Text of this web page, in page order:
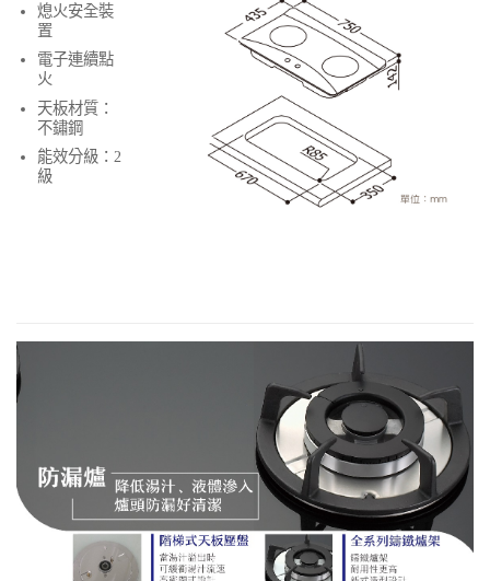
熄火安全裝
置
電子連續點
火
天板材質：
不鏽鋼
能效分級：2
級